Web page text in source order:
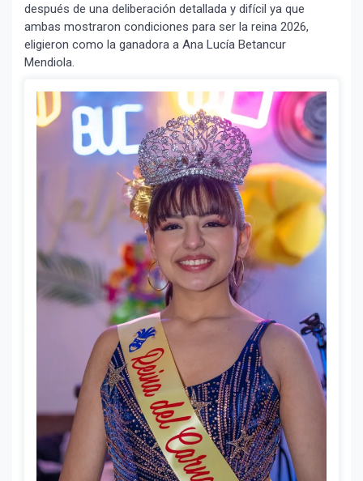
después de una deliberación detallada y difícil ya que
ambas mostraron condiciones para ser la reina 2026,
eligieron como la ganadora a Ana Lucía Betancur
Mendiola.